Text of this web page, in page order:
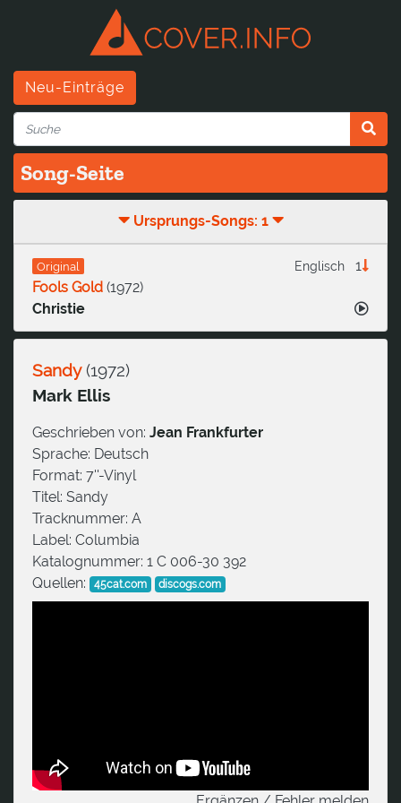
Neu-Einträge
Song-Seite
Ursprungs-Songs: 1
Original 1
Englisch
Fools Gold (1972)
Christie
Sandy(1972)
Mark Ellis
Geschrieben von: Jean Frankfurter
Sprache: Deutsch
Format: 7''-Vinyl
Titel: Sandy
Tracknummer: A
Label: Columbia
Katalognummer: 1 C 006-30 392
Quellen:
45cat.com discogs.com